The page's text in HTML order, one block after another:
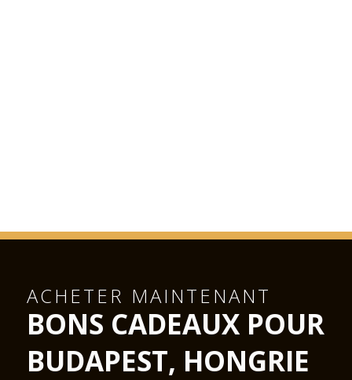
ACHETER MAINTENANT
BONS CADEAUX POUR
BUDAPEST, HONGRIE